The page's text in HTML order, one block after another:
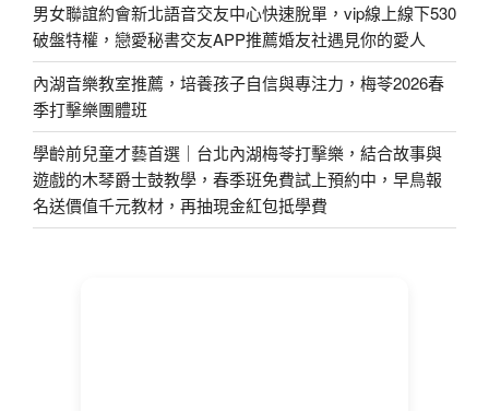
男女聯誼約會新北語音交友中心快速脫單，vip線上線下530
破盤特權，戀愛秘書交友APP推薦婚友社遇見你的愛人
內湖音樂教室推薦，培養孩子自信與專注力，梅苓2026春
季打擊樂團體班
學齡前兒童才藝首選｜台北內湖梅苓打擊樂，結合故事與
遊戲的木琴爵士鼓教學，春季班免費試上預約中，早鳥報
名送價值千元教材，再抽現金紅包抵學費